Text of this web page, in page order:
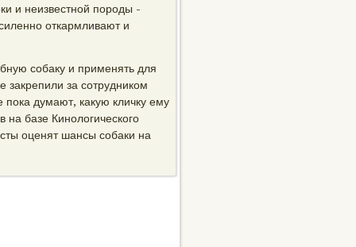
и неизвестной породы -
откармливают и
собаку и применять для
за сотрудником
думают, какую кличку ему
базе Кинологического
оценят шансы собаки на